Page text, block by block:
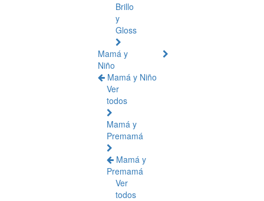
Brillo
y
Gloss
Mamá y
Niño
Mamá y Niño
Ver
todos
Mamá y
Premamá
Mamá y
Premamá
Ver
todos